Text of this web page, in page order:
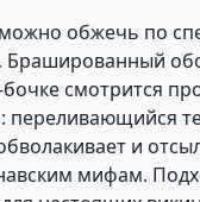
обжечь по
Брашированный
смотрится
переливающийся
и
мифам.